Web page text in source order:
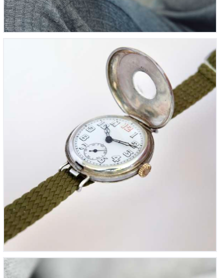
Montre de Tranchée – « Montre de poilus » (1914 –
1918)
Courtoise vintage « Montre habillée de Courtoisie »